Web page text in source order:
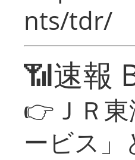
nts/tdr/
📶速報
👉ＪＲ
ービス